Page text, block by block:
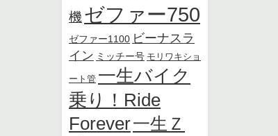
機 ゼファー750
ゼファー1100 ビーナスラ
イン ミッチー号 モリワキショ
ート管 一生バイク
乗り！Ride
Forever一生Ｚ